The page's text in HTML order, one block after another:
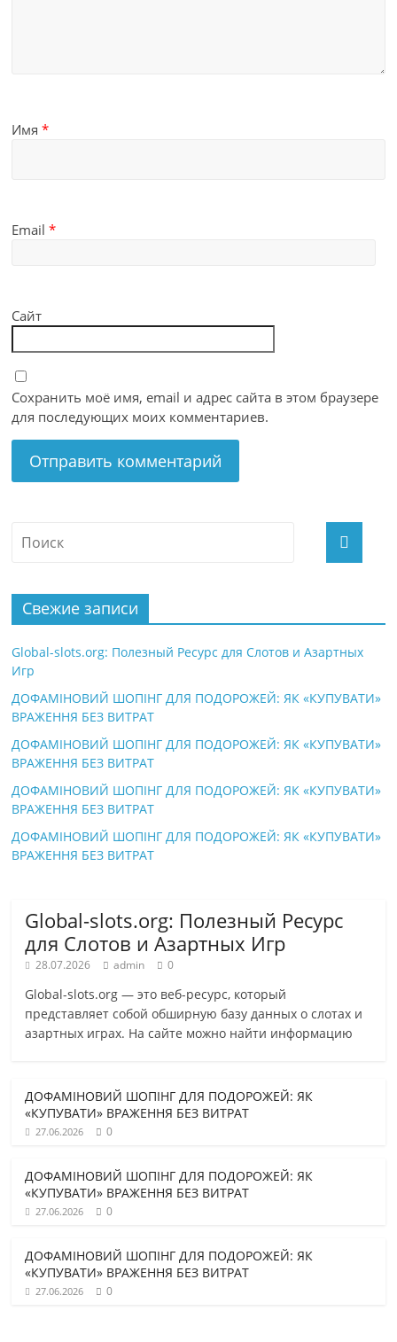
Имя*
Email*
Сайт
Сохранить моё имя, email и адрес сайта в этом браузере
для последующих моих комментариев.
Свежие записи
Global-slots.org: Полезный Ресурс для Слотов и Азартных
Игр
ДОФАМІНОВИЙ ШОПІНГ ДЛЯ ПОДОРОЖЕЙ: ЯК «КУПУВАТИ»
ВРАЖЕННЯ БЕЗ ВИТРАТ
ДОФАМІНОВИЙ ШОПІНГ ДЛЯ ПОДОРОЖЕЙ: ЯК «КУПУВАТИ»
ВРАЖЕННЯ БЕЗ ВИТРАТ
ДОФАМІНОВИЙ ШОПІНГ ДЛЯ ПОДОРОЖЕЙ: ЯК «КУПУВАТИ»
ВРАЖЕННЯ БЕЗ ВИТРАТ
ДОФАМІНОВИЙ ШОПІНГ ДЛЯ ПОДОРОЖЕЙ: ЯК «КУПУВАТИ»
ВРАЖЕННЯ БЕЗ ВИТРАТ
Global-slots.org: Полезный Ресурс
для Слотов и Азартных Игр
28.07.2026 admin 0
Global-slots.org — это веб-ресурс, который
представляет собой обширную базу данных о слотах и
азартных играх. На сайте можно найти информацию
ДОФАМІНОВИЙ ШОПІНГ ДЛЯ ПОДОРОЖЕЙ: ЯК
«КУПУВАТИ» ВРАЖЕННЯ БЕЗ ВИТРАТ
27.06.2026 0
ДОФАМІНОВИЙ ШОПІНГ ДЛЯ ПОДОРОЖЕЙ: ЯК
«КУПУВАТИ» ВРАЖЕННЯ БЕЗ ВИТРАТ
27.06.2026 0
ДОФАМІНОВИЙ ШОПІНГ ДЛЯ ПОДОРОЖЕЙ: ЯК
«КУПУВАТИ» ВРАЖЕННЯ БЕЗ ВИТРАТ
27.06.2026 0